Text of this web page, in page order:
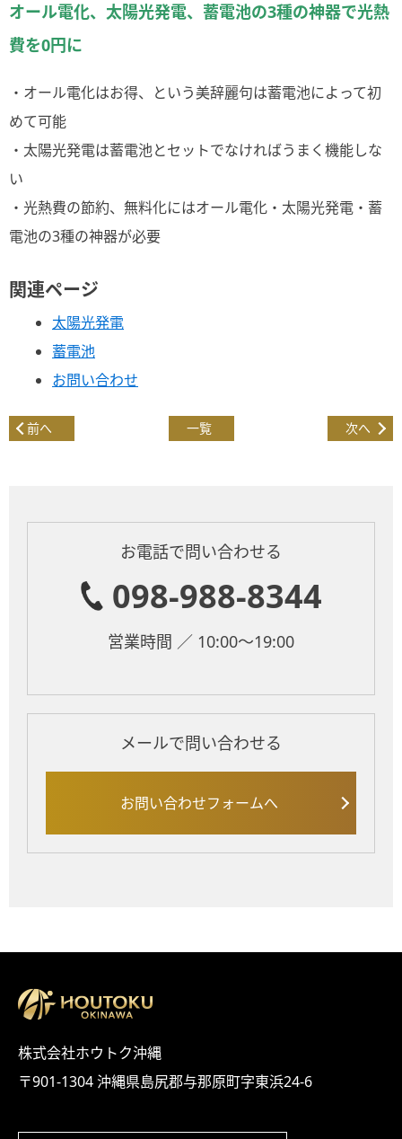
オール電化、太陽光発電、蓄電池の3種の神器で光熱
費を0円に
・オール電化はお得、という美辞麗句は蓄電池によって初
めて可能
・太陽光発電は蓄電池とセットでなければうまく機能しな
い
・光熱費の節約、無料化にはオール電化・太陽光発電・蓄
電池の3種の神器が必要
関連ページ
太陽光発電
蓄電池
お問い合わせ
前へ 一覧 次へ
お電話で問い合わせる
098-988-8344
営業時間 ／ 10:00～19:00
メールで問い合わせる
お問い合わせフォームへ
株式会社ホウトク沖縄
〒901-1304 沖縄県島尻郡与那原町字東浜24-6